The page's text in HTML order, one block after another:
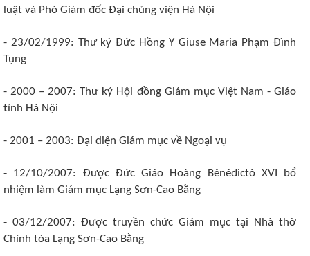
luật và Phó Giám đốc Đại chủng viện Hà Nội
- 23/02/1999: Thư ký Đức Hồng Y Giuse Maria Phạm Đình
Tụng
- 2000 – 2007: Thư ký Hội đồng Giám mục Việt Nam - Giáo
tỉnh Hà Nội
- 2001 – 2003: Đại diện Giám mục về Ngoại vụ
- 12/10/2007: Được Đức Giáo Hoàng Bênêđictô XVI bổ
nhiệm làm Giám mục Lạng Sơn-Cao Bằng
- 03/12/2007: Được truyền chức Giám mục tại Nhà thờ
Chính tòa Lạng Sơn-Cao Bằng